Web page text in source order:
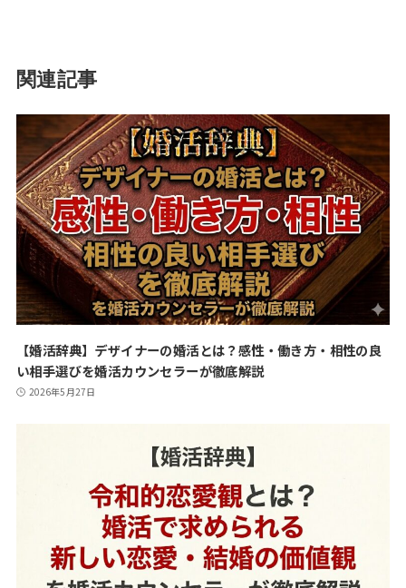
関連記事
【婚活辞典】デザイナーの婚活とは？感性・働き方・相性の良
い相手選びを婚活カウンセラーが徹底解説
2026年5月27日